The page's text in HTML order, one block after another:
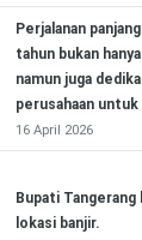
Perjalanan
tahun bukan
namun juga
perusahaan
16 April 2026
Bupati
lokasi banjir.